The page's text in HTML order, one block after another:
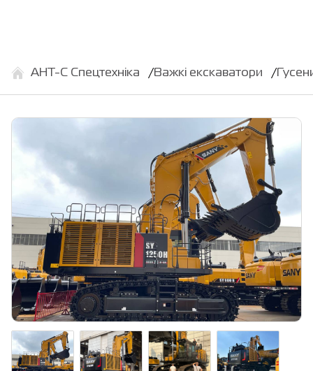
АНТ-С Спецтехніка Важкі екскаватори